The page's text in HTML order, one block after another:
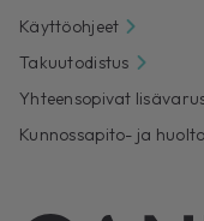
Käyttöohjeet
Takuutodistus
Yhteensopivat
Kunnossapito- ja